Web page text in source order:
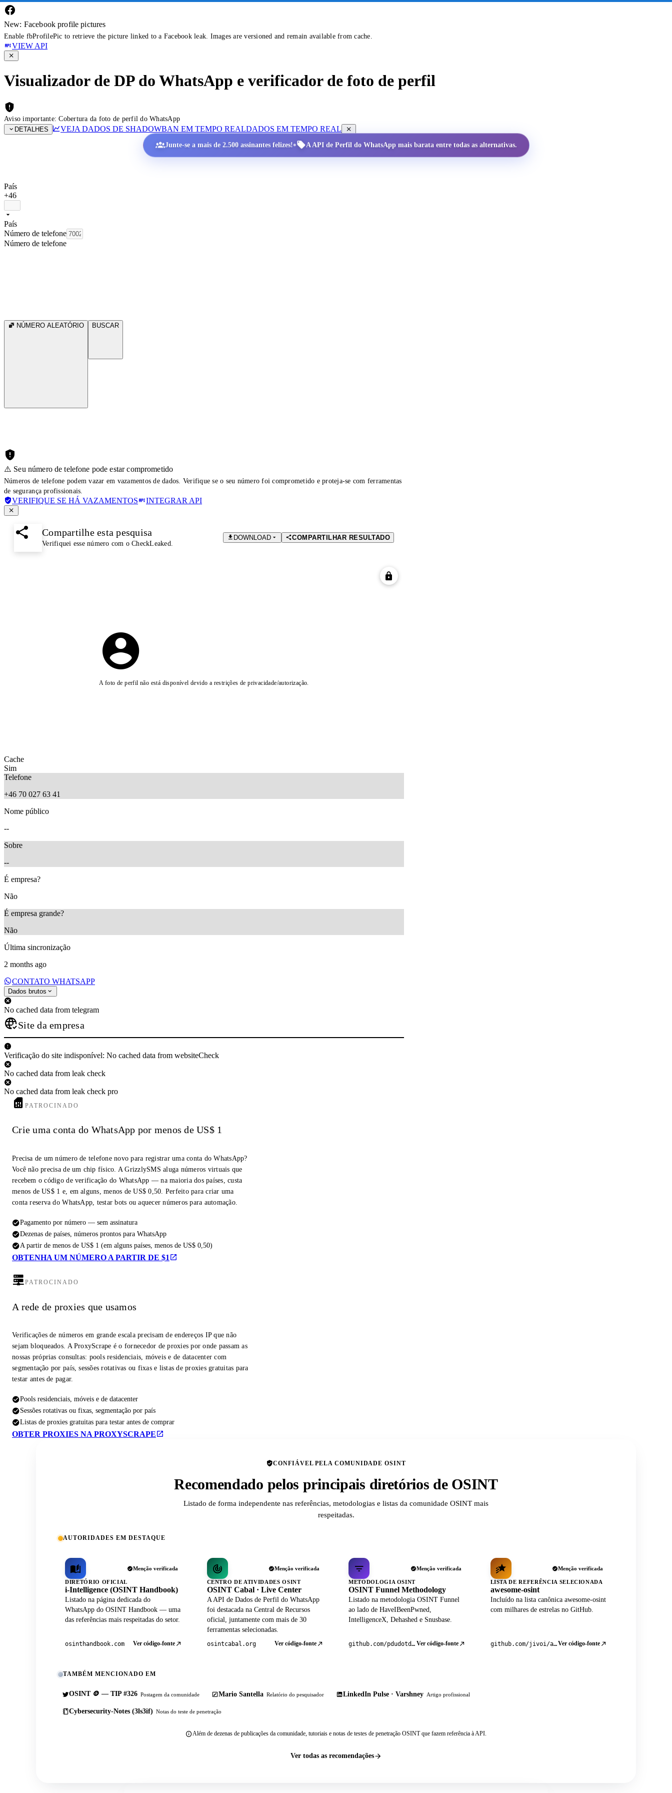
New: Facebook profile pictures
Enable fbProfilePic to retrieve the picture linked to a Facebook leak. Images are versioned and remain available from cache.
VIEW API
Visualizador de DP do WhatsApp e verificador de foto de perfil
Aviso importante: Cobertura da foto de perfil do WhatsApp
DETALHES
VEJA DADOS DE SHADOWBAN EM TEMPO REALDADOS EM TEMPO REAL
Junte-se a mais de 2.500 assinantes felizes!• A API de Perfil do WhatsApp mais barata entre todas as alternativas.
País
+46
País
Número de telefone
Número de telefone
NÚMERO ALEATÓRIO BUSCAR
⚠️ Seu número de telefone pode estar comprometido
Números de telefone podem vazar em vazamentos de dados. Verifique se o seu número foi comprometido e proteja-se com ferramentas
de segurança profissionais.
VERIFIQUE SE HÁ VAZAMENTOS INTEGRAR API
Compartilhe esta pesquisa
Verifiquei esse número com o CheckLeaked.
DOWNLOAD COMPARTILHAR RESULTADO
A foto de perfil não está disponível devido a restrições de privacidade/autorização.
Cache
Sim
Telefone
+46 70 027 63 41
Nome público
--
Sobre
--
É empresa?
Não
É empresa grande?
Não
Última sincronização
2 months ago
CONTATO WHATSAPP
Dados brutos
No cached data from telegram
Site da empresa
Verificação do site indisponível: No cached data from websiteCheck
No cached data from leak check
No cached data from leak check pro
PATROCINADO
Crie uma conta do WhatsApp por menos de US$ 1
Precisa de um número de telefone novo para registrar uma conta do WhatsApp?
Você não precisa de um chip físico. A GrizzlySMS aluga números virtuais que
recebem o código de verificação do WhatsApp — na maioria dos países, custa
menos de US$ 1 e, em alguns, menos de US$ 0,50. Perfeito para criar uma
conta reserva do WhatsApp, testar bots ou aquecer números para automação.
Pagamento por número — sem assinatura
Dezenas de países, números prontos para WhatsApp
A partir de menos de US$ 1 (em alguns países, menos de US$ 0,50)
OBTENHA UM NÚMERO A PARTIR DE $1
PATROCINADO
A rede de proxies que usamos
Verificações de números em grande escala precisam de endereços IP que não
sejam bloqueados. A ProxyScrape é o fornecedor de proxies por onde passam as
nossas próprias consultas: pools residenciais, móveis e de datacenter com
segmentação por país, sessões rotativas ou fixas e listas de proxies gratuitas para
testar antes de pagar.
Pools residenciais, móveis e de datacenter
Sessões rotativas ou fixas, segmentação por país
Listas de proxies gratuitas para testar antes de comprar
OBTER PROXIES NA PROXYSCRAPE
CONFIÁVEL PELA COMUNIDADE OSINT
Recomendado pelos principais diretórios de OSINT
Listado de forma independente nas referências, metodologias e listas da comunidade OSINT mais
respeitadas.
AUTORIDADES EM DESTAQUE
Menção verificada
DIRETÓRIO OFICIAL
i-Intelligence (OSINT Handbook)
Listado na página dedicada do
WhatsApp do OSINT Handbook — uma
das referências mais respeitadas do setor.
osinthandbook.com Ver código-fonte
Menção verificada
CENTRO DE ATIVIDADES OSINT
OSINT Cabal · Live Center
A API de Dados de Perfil do WhatsApp
foi destacada na Central de Recursos
oficial, juntamente com mais de 30
ferramentas selecionadas.
osintcabal.org Ver código-fonte
Menção verificada
METODOLOGIA OSINT
OSINT Funnel Methodology
Listado na metodologia OSINT Funnel
ao lado de HaveIBeenPwned,
IntelligenceX, Dehashed e Snusbase.
github.com/pdudotdev/ofm Ver código-fonte
Menção verificada
LISTA DE REFERÊNCIA SELECIONADA
awesome-osint
Incluído na lista canônica awesome-osint
com milhares de estrelas no GitHub.
github.com/jivoi/awesome-osintVer código-fonte
TAMBÉM MENCIONADO EM
OSINT 🪙 — TIP #326 Postagem da comunidade Mario Santella Relatório do pesquisador LinkedIn Pulse · Varshney Artigo profissional
Cybersecurity-Notes (3ls3if) Notas do teste de penetração
Além de dezenas de publicações da comunidade, tutoriais e notas de testes de penetração OSINT que fazem referência à API.
Ver todas as recomendações